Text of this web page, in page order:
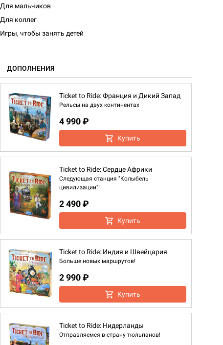
Для мальчиков
Для коллег
Игры, чтобы занять детей
ДОПОЛНЕНИЯ
Ticket to Ride: Франция и Дикий Запад
Рельсы на двух континентах
4 990 ₽
Купить
Ticket to Ride: Сердце Африки
Следующая станция "Колыбель
цивилизации"!
2 490 ₽
Купить
Ticket to Ride: Индия и Швейцария
Больше новых маршрутов!
2 990 ₽
Купить
Ticket to Ride: Нидерланды
Отправляемся в страну тюльпанов!